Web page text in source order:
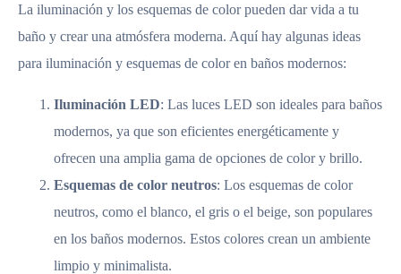
La iluminación y los esquemas de color pueden dar vida a tu
baño y crear una atmósfera moderna. Aquí hay algunas ideas
para iluminación y esquemas de color en baños modernos:
Iluminación LED: Las luces LED son ideales para baños
modernos, ya que son eficientes energéticamente y
ofrecen una amplia gama de opciones de color y brillo.
Esquemas de color neutros: Los esquemas de color
neutros, como el blanco, el gris o el beige, son populares
en los baños modernos. Estos colores crean un ambiente
limpio y minimalista.